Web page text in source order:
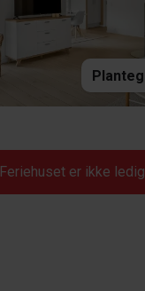
Feriehuset er ikke